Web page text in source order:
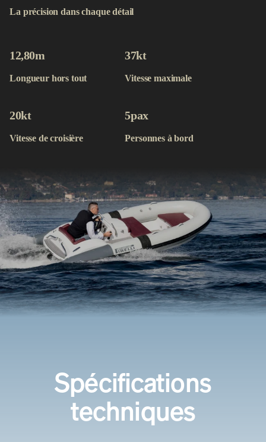
Contact
Acheter maintenant
La précision dans chaque détail
12,80m
Longueur hors tout
37kt
Vitesse maximale
20kt
Vitesse de croisière
5pax
Personnes à bord
Spécifications
techniques